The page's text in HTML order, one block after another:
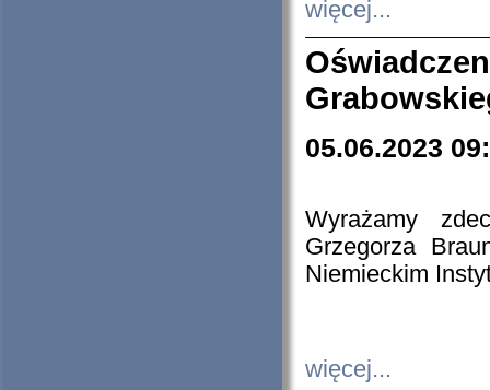
więcej...
05.06.2023
Wyrażamy
Grzegorza
Niemieckim
więcej...